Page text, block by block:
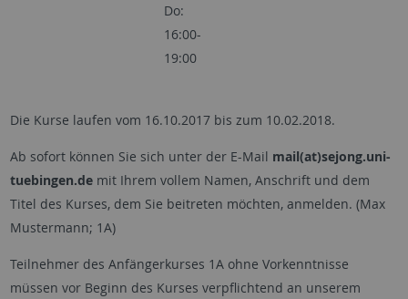
Do:
16:00-
19:00
Die Kurse laufen vom 16.10.2017 bis zum 10.02.2018.
Ab sofort können Sie sich unter der E-Mail mail(at)sejong.uni-
tuebingen.de mit Ihrem vollem Namen, Anschrift und dem
Titel des Kurses, dem Sie beitreten möchten, anmelden. (Max
Mustermann; 1A)
Teilnehmer des Anfängerkurses 1A ohne Vorkenntnisse
müssen vor Beginn des Kurses verpflichtend an unserem